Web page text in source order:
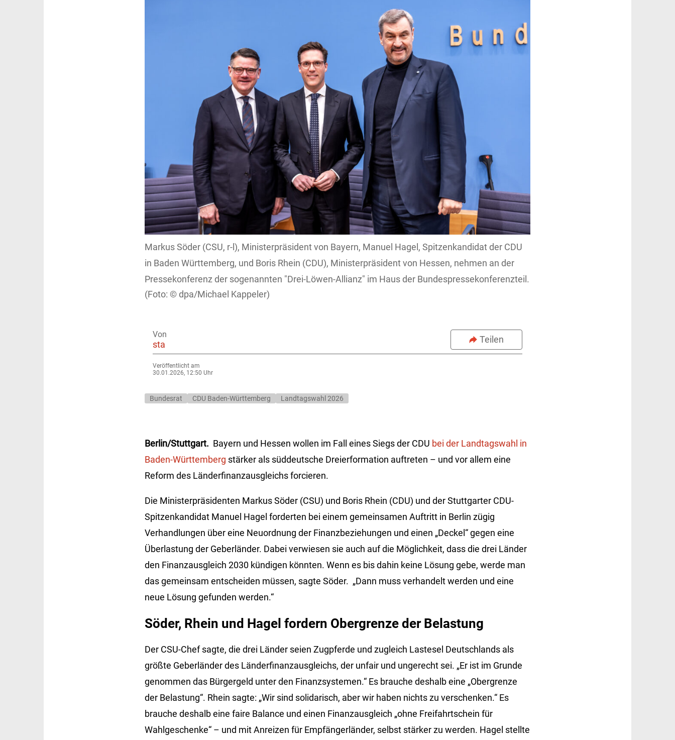
Markus Söder (CSU, r-l), Ministerpräsident von Bayern, Manuel Hagel, Spitzenkandidat der CDU
in Baden Württemberg, und Boris Rhein (CDU), Ministerpräsident von Hessen, nehmen an der
Pressekonferenz der sogenannten "Drei-Löwen-Allianz" im Haus der Bundespressekonferenzteil.
dpa/Michael Kappeler)
Von
sta Teilen
Veröffentlicht am
30.01.2026, 12:50 Uhr
Bundesrat CDU Baden-Württemberg Landtagswahl 2026
Berlin/Stuttgart. Bayern und Hessen wollen im Fall eines Siegs der CDU bei der Landtagswahl in
Baden-Württemberg stärker als süddeutsche Dreierformation auftreten – und vor allem eine
Reform des Länderfinanzausgleichs forcieren.
Die Ministerpräsidenten Markus Söder (CSU) und Boris Rhein (CDU) und der Stuttgarter CDU-
Spitzenkandidat Manuel Hagel forderten bei einem gemeinsamen Auftritt in Berlin zügig
Verhandlungen über eine Neuordnung der Finanzbeziehungen und einen „Deckel“ gegen eine
Überlastung der Geberländer. Dabei verwiesen sie auch auf die Möglichkeit, dass die drei Länder
den Finanzausgleich 2030 kündigen könnten. Wenn es bis dahin keine Lösung gebe, werde man
das gemeinsam entscheiden müssen, sagte Söder. „Dann muss verhandelt werden und eine
neue Lösung gefunden werden.“
Söder, Rhein und Hagel fordern Obergrenze der Belastung
Der CSU-Chef sagte, die drei Länder seien Zugpferde und zugleich Lastesel Deutschlands als
größte Geberländer des Länderfinanzausgleichs, der unfair und ungerecht sei. „Er ist im Grunde
genommen das Bürgergeld unter den Finanzsystemen.“ Es brauche deshalb eine „Obergrenze
der Belastung“. Rhein sagte: „Wir sind solidarisch, aber wir haben nichts zu verschenken.“ Es
brauche deshalb eine faire Balance und einen Finanzausgleich „ohne Freifahrtschein für
Wahlgeschenke“ – und mit Anreizen für Empfängerländer, selbst stärker zu werden. Hagel stellte